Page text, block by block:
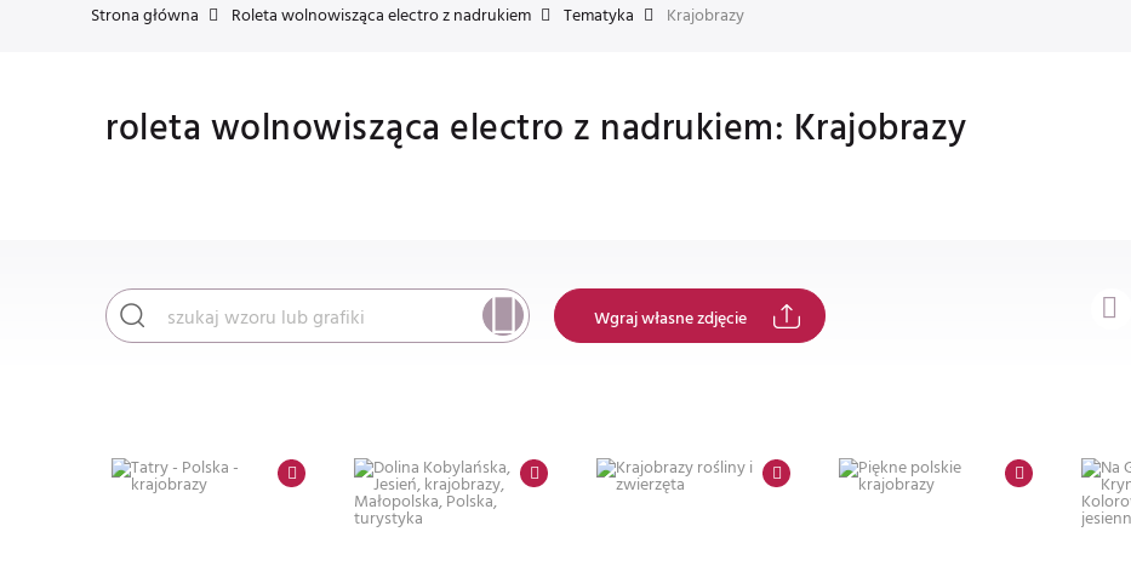
Strona główna Roleta wolnowisząca electro z nadrukiem Tematyka Krajobrazy
roleta wolnowisząca electro z nadrukiem: Krajobrazy
Wgraj własne zdjęcie